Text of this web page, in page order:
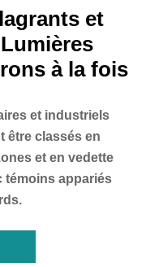
et
à la fois
et industriels
être classés en
et en vedette
témoins appariés